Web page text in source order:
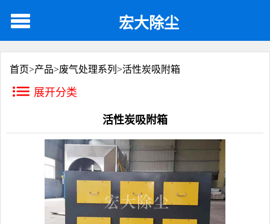
宏大除尘
首页>产品>废气处理系列 >活性炭吸附箱
展开分类
活性炭吸附箱